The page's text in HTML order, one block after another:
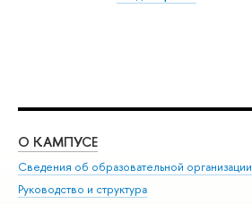
О КАМПУСЕ
Сведения об образовательной организации
Руководство и структура